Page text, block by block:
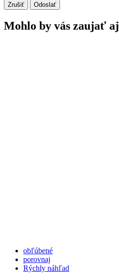
Zrušiť Odoslať
Mohlo by vás zaujať aj
obľúbené
porovnaj
Rýchly náhľad